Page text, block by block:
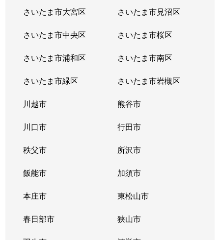
大字東三ツ木
800万円 新狭山
大字東三ツ木
180万円 新狭山
富士見
1,600万円 狭山市
さいたま市大宮区 さいたま市見沼区
さいたま市中央区 さいたま市桜区
さいたま市浦和区 さいたま市南区
さいたま市緑区 さいたま市岩槻区
川越市 熊谷市
川口市 行田市
秩父市 所沢市
飯能市 加須市
本庄市 東松山市
春日部市 狭山市